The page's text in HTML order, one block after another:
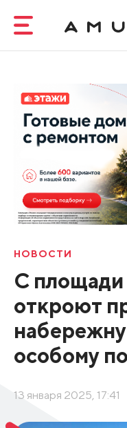
НОВОСТИ
С
откроют
особому
13 января 2025, 17:41